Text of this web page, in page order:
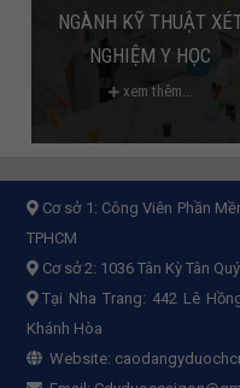
NGÀNH KỸ THUẬT
NGHIỆM Y HỌC
xem thêm...
Cơ sở 1: Công Viên Phần
TPHCM
Cơ sở 2: 1036 Tân Kỳ Tân
Tại Nha Trang: 442 Lê
Khánh Hòa
Website: